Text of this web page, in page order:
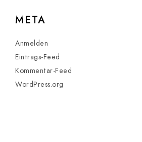
META
Anmelden
Eintrags-Feed
Kommentar-Feed
WordPress.org